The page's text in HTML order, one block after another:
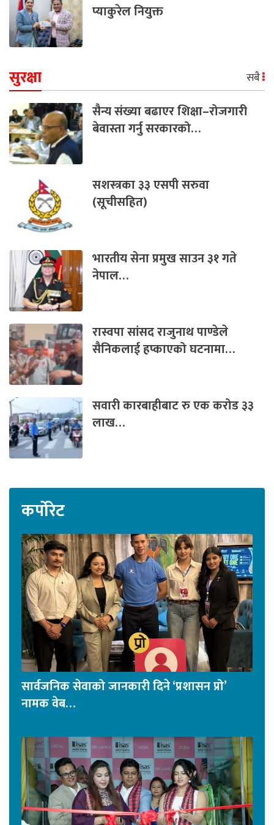
प्याकुरेल नियुक्त
सुरक्षा सबै
सैन्य संख्या बढाएर शिक्षा–रोजगारी
बेवास्ता गर्नु सरकारको…
सशस्त्रका ३३ एसपी सरुवा
(सूचीसहित)
भारतीय सेना प्रमुख साउन ३१ गते
नेपाल…
रास्वपा सांसद राजुनाथ पाण्डेले
सैनिकलाई हप्काएको घटनामा…
सवारी कारबाहीबाट रु एक करोड ३३
लाख…
कर्पोरेट
सार्वजनिक सेवाको जानकारी दिने ‘प्रशासन प्रो’
नामक वेब…